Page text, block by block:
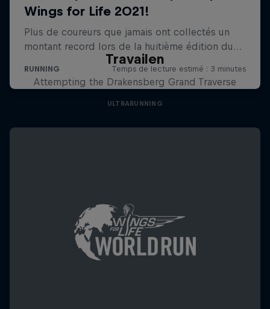
Travailen
Attempting the Drakensberg Grand Traverse
ULTRARUNNING